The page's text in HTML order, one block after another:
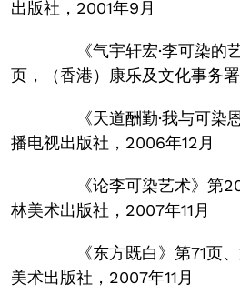
出版社，2001年9月
《气宇轩宏·李可染的
页，（香港）康乐及文化事务
《天道酬勤·我与可染
播电视出版社，2006年12月
《论李可染艺术》第20
林美术出版社，2007年11月
《东方既白》第71页、
美术出版社，2007年11月